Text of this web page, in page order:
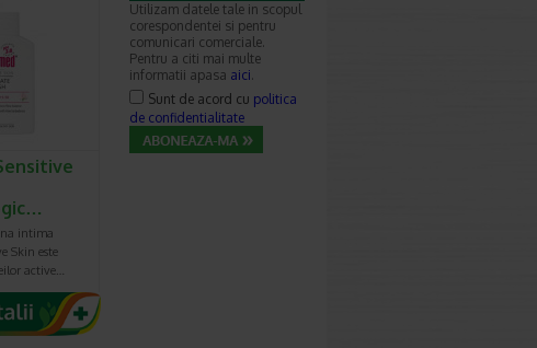
intima
Skin este
active…
Utilizam datele tale in scopul
corespondentei si pentru
comunicari comerciale.
Pentru a citi mai multe
informatii apasa aici.
Sunt de acord cu politica
de confidentialitate